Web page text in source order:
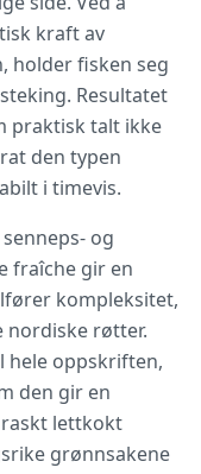
kraft av
holder fisken seg
Resultatet
praktisk talt ikke
den typen
i timevis.
og
fraîche gir en
kompleksitet,
nordiske røtter.
hele oppskriften,
den gir en
lettkokt
grønnsakene